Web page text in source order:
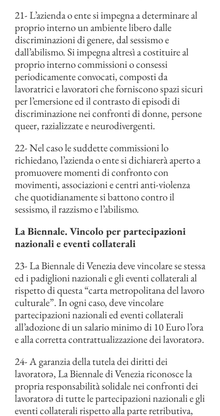
21- L’azienda o ente si impegna a determinare al
proprio interno un ambiente libero dalle
discriminazioni di genere, dal sessismo e
dall’abilismo. Si impegna altresì a costituire al
proprio interno commissioni o consessi
periodicamente convocati, composti da
lavoratrici e lavoratori che forniscono spazi sicuri
per l’emersione ed il contrasto di episodi di
discriminazione nei confronti di donne, persone
queer, razializzate e neurodivergenti.
22- Nel caso le suddette commissioni lo
richiedano, l’azienda o ente si dichiarerà aperto a
promuovere momenti di confronto con
movimenti, associazioni e centri anti-violenza
che quotidianamente si battono contro il
sessismo, il razzismo e l’abilismo.
La Biennale. Vincolo per partecipazioni
nazionali e eventi collaterali
23- La Biennale di Venezia deve vincolare se stessa
ed i padiglioni nazionali e gli eventi collaterali al
rispetto di questa “carta metropolitana del lavoro
culturale”. In ogni caso, deve vincolare
partecipazioni nazionali ed eventi collaterali
all’adozione di un salario minimo di 10 Euro l’ora
e alla corretta contrattualizzazione dei lavoratorə.
24- A garanzia della tutela dei diritti dei
lavoratorə, La Biennale di Venezia riconosce la
propria responsabilità solidale nei confronti dei
lavoratorə di tutte le partecipazioni nazionali e gli
eventi collaterali rispetto alla parte retributiva,